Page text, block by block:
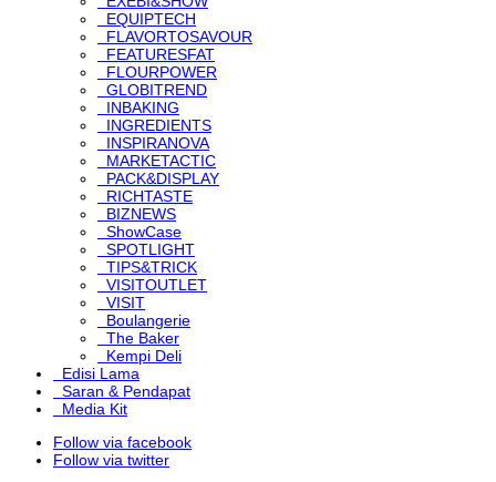
EQUIPTECH
FLAVORTOSAVOUR
FEATURESFAT
FLOURPOWER
GLOBITREND
INBAKING
INGREDIENTS
INSPIRANOVA
MARKETACTIC
PACK&DISPLAY
RICHTASTE
BIZNEWS
ShowCase
SPOTLIGHT
TIPS&TRICK
VISITOUTLET
VISIT
Boulangerie
The Baker
Kempi Deli
Edisi Lama
Saran & Pendapat
Media Kit
Follow via facebook
Follow via twitter